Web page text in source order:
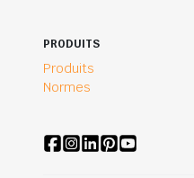
PRODUITS
Produits
Normes